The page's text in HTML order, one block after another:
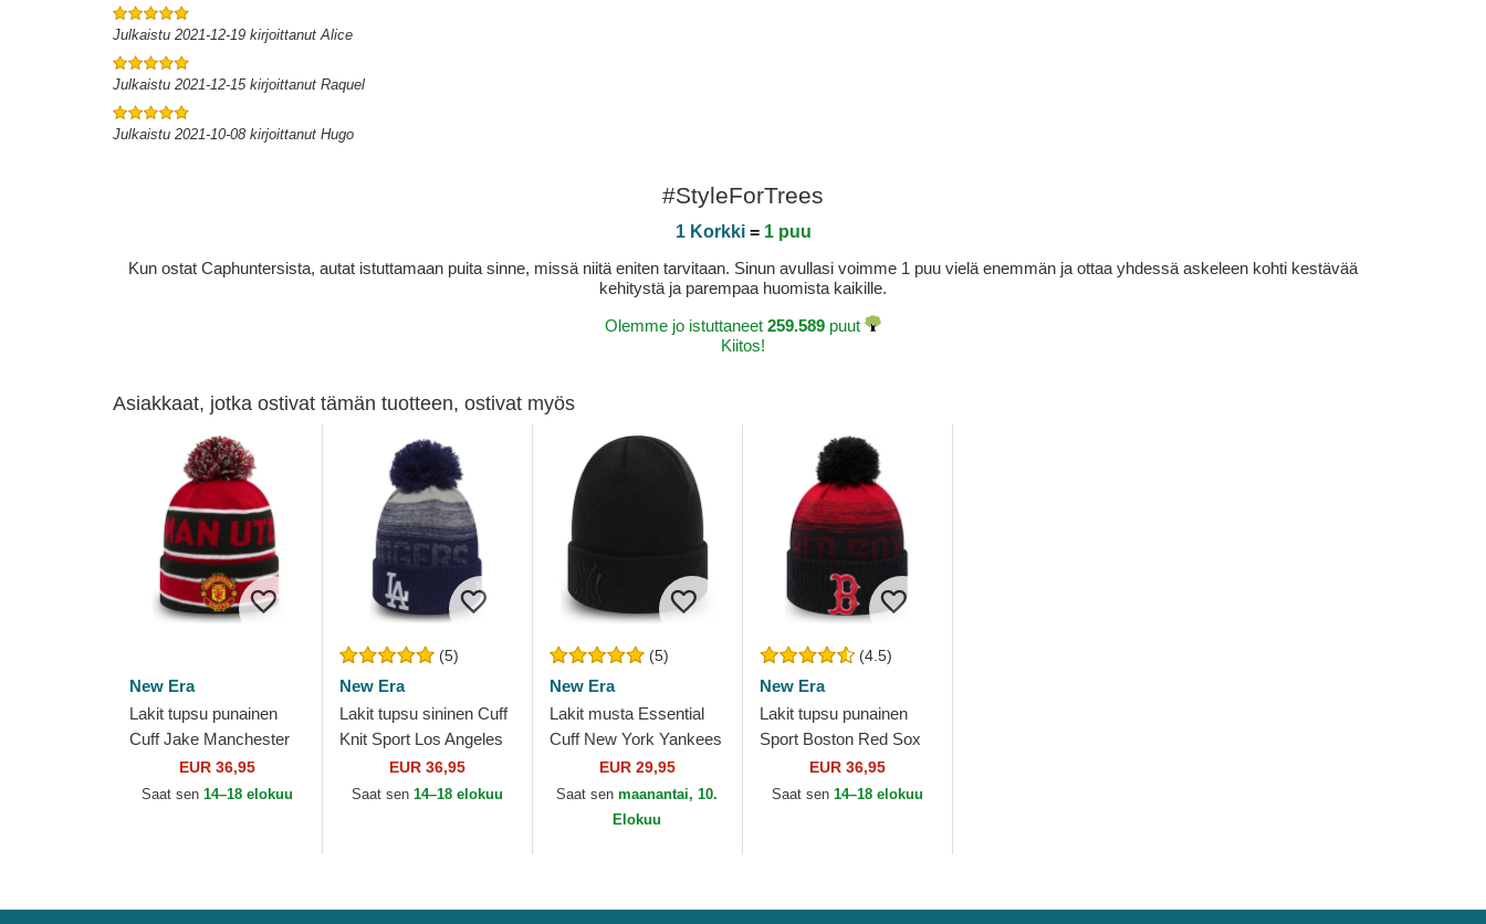
Julkaistu 2021-12-19 kirjoittanut Alice
Julkaistu 2021-12-15 kirjoittanut Raquel
Julkaistu 2021-10-08 kirjoittanut Hugo
#StyleForTrees
1 Korkki= 1 puu
Kun ostat Caphuntersista, autat istuttamaan puita sinne, missä niitä eniten tarvitaan. Sinun avullasi voimme 1 puu vielä enemmän ja ottaa yhdessä askeleen kohti kestävää
kehitystä ja parempaa huomista kaikille.
Olemme jo istuttaneet 259.589 puut
Kiitos!
Asiakkaat, jotka ostivat tämän tuotteen, ostivat myös
New Era
Lakit tupsu punainen
Cuff Jake Manchester
United Football Club
Premier League New
EUR 36,95
Saat sen 14–18 elokuu
(5)
New Era
Lakit tupsu sininen Cuff
Knit Sport Los Angeles
Dodgers MLB New Era
EUR 36,95
Saat sen 14–18 elokuu
(5)
New Era
Lakit musta Essential
Cuff New York Yankees
MLB New Era
EUR 29,95
Saat senmaanantai, 10.
Elokuu
(4.5)
New Era
Lakit tupsu punainen
Sport Boston Red Sox
MLB New Era
EUR 36,95
Saat sen 14–18 elokuu